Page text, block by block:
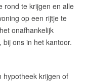
rond te krijgen en alle
op een rijtje te
onafhankelijk
ons in het kantoor.
hypotheek krijgen of